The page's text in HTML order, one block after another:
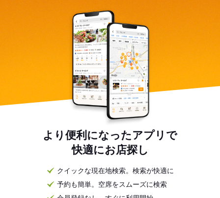
より便利になったアプリで
快適にお店探し
クイックな現在地検索。検索が快適に
予約も簡単。空席をスムーズに検索